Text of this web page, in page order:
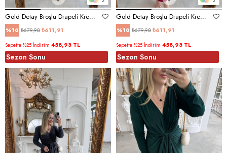
Gold Detay Broşlu Drapeli Krep Elbise Zümrüt Yeşil
%10 ₺611,91
₺679,90
Sepette %25 İndirim 458,93 TL
Sezon Sonu
Gold Detay Broşlu Drapeli Krep Elbise Kırmızı
%10 ₺611,91
₺679,90
Sepette %25 İndirim 458,93 TL
Sezon Sonu